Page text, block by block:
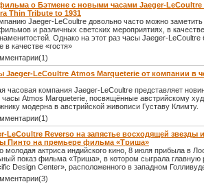
о Бэтмене с новыми часами Jaeger-LeCoultre
Thin Tribute to 1931
Jaeger-LeCoultre довольно часто можно заметить
и различных светских мероприятиях, в
Однако на этот раз часы Jaeger-LeCoultre
в качестве «гостя»
Jaeger-LeCoultre Atmos Marqueterie от компании в
часовая компания Jaeger-LeCoultre представляет
часы Atmos Marqueterie, посвящённые австрийскому
модерна в австрийской живописи Густаву Климту.
LeCoultre Reverso на запястье восходящей звезды
Пинто на премьере фильма «Триша»
молодая актриса индийского кино, 8 июля прибыла в
показ фильма «Триша», в котором сыграла главную
Design Center», расположенного в западном